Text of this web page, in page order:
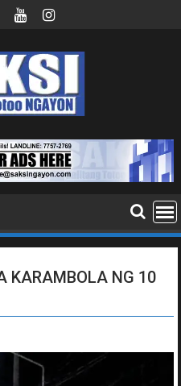
KARAMBOLA NG 10